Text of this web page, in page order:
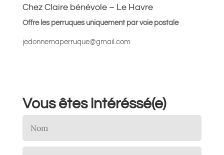
Chez Claire bénévole – Le Havre
Offre les perruques uniquement par voie postale
jedonnemaperruque@gmail.com
Vous êtes intéréssé(e)